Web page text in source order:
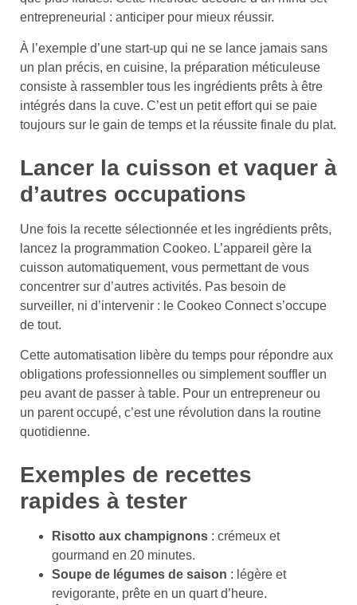
entrepreneurial : anticiper pour mieux réussir.
À l’exemple d’une start-up qui ne se lance jamais sans
un plan précis, en cuisine, la préparation méticuleuse
consiste à rassembler tous les ingrédients prêts à être
intégrés dans la cuve. C’est un petit effort qui se paie
toujours sur le gain de temps et la réussite finale du plat.
Lancer la cuisson et vaquer à
d’autres occupations
Une fois la recette sélectionnée et les ingrédients prêts,
lancez la programmation Cookeo. L’appareil gère la
cuisson automatiquement, vous permettant de vous
concentrer sur d’autres activités. Pas besoin de
surveiller, ni d’intervenir : le Cookeo Connect s’occupe
de tout.
Cette automatisation libère du temps pour répondre aux
obligations professionnelles ou simplement souffler un
peu avant de passer à table. Pour un entrepreneur ou
un parent occupé, c’est une révolution dans la routine
quotidienne.
Exemples de recettes
rapides à tester
Risotto aux champignons : crémeux et
gourmand en 20 minutes.
Soupe de légumes de saison : légère et
revigorante, prête en un quart d’heure.